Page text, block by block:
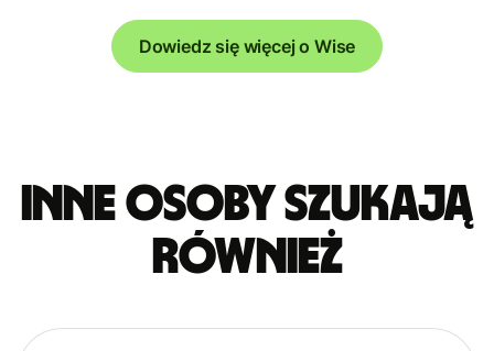
Dowiedz się więcej o Wise
Inne osoby szukają
również